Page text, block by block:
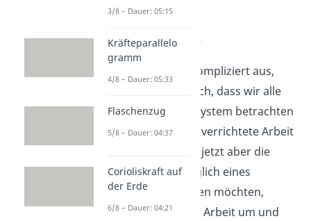
durch:
Das sieht zwar kompliziert aus,
heißt aber lediglich, dass wir alle
Kraftgrößen im System betrachten
und die gesamte verrichtete Arbeit
ermitteln. Da wir jetzt aber die
Bewegung bezüglich eines
Parameters wissen möchten,
schreiben wir die Arbeit um und
3/8 – Dauer: 05:15
Kräfteparallelo
gramm
4/8 – Dauer: 05:33
Flaschenzug
5/8 – Dauer: 04:37
Corioliskraft auf
der Erde
6/8 – Dauer: 04:21